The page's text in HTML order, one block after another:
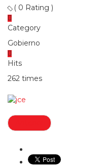
( 0 Rating )
Category
Gobierno
Hits
262 times